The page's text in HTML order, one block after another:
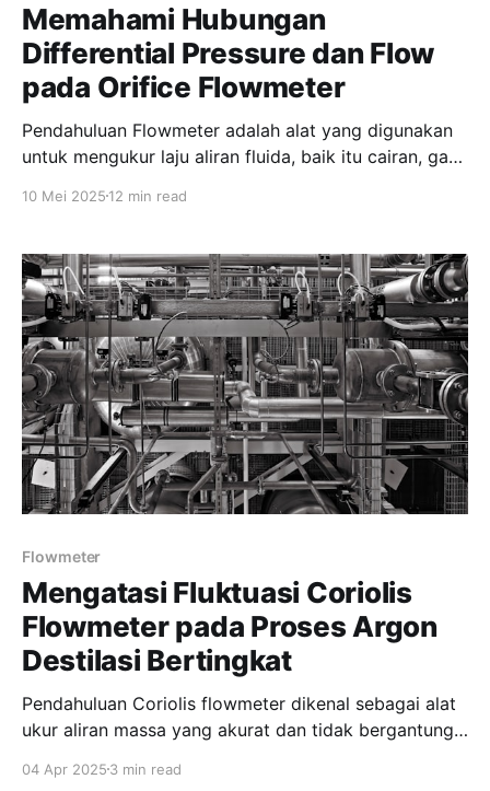
Memahami Hubungan
Differential Pressure dan Flow
pada Orifice Flowmeter
Pendahuluan Flowmeter adalah alat yang digunakan
untuk mengukur laju aliran fluida, baik itu cairan, gas,
digunakan di industri adalah orifice flowmeter.
krusial di industri. Salah satu metode yang paling
umum adalah menggunakan orifice flowmeter.
10 Mei 2025 12 min read
Flowmeter
Mengatasi Fluktuasi Coriolis
Flowmeter pada Proses Argon
Destilasi Bertingkat
Pendahuluan Coriolis flowmeter dikenal sebagai alat
ukur aliran massa yang akurat dan tidak bergantung
aplikasi kriogenik seperti pengukuran liquid argon
04 Apr 2025 3 min read